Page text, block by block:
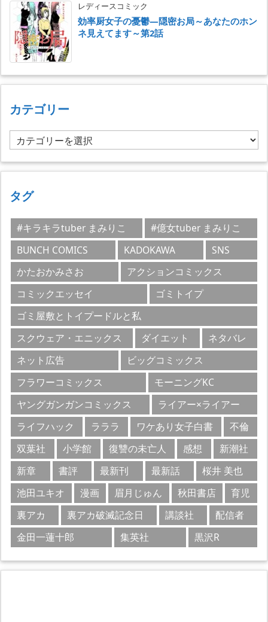
レディースコミック
効率厨女子の憂鬱―隠密お局～あなたのホン
ネ見えてます～第2話
カテゴリー
カ
テ
ゴ
ー
タグ
#キラキラtuber まみりこ
#億女tuber まみりこ
BUNCH COMICS
KADOKAWA
SNS
かたおかみさお
アクションコミックス
コミックエッセイ
ゴミトイプ
ゴミ屋敷とトイプードルと私
スクウェア・エニックス
ダイエット
ネタバレ
ネット広告
ビッグコミックス
フラワーコミックス
モーニングKC
ヤングガンガンコミックス
ライアー×ライアー
ライフハック
ラララ ワケあり女子白書
不倫
双葉社
小学館 復讐の未亡人 感想
新潮社
新章
書評 最新刊 最新話
桜井 美也
池田ユキオ
漫画 眉月じゅん 秋田書店
育児
裏アカ
裏アカ破滅記念日 講談社
配信者
金田一蓮十郎
集英社 黒沢R